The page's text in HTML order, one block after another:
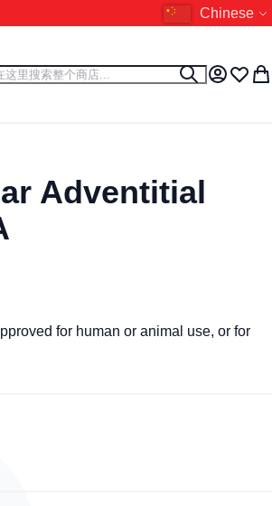
语言 Chinese
索
搜索我的账户
收藏夹
我
Adventitial
for human or animal use, or for